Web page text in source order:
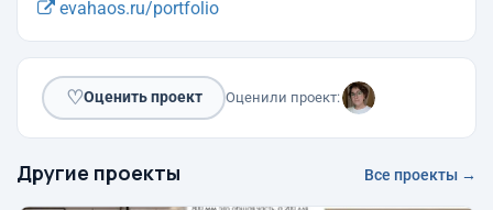
evahaos.ru/portfolio
♡Оценить проект Оценили проект:
Другие проекты Все проекты →